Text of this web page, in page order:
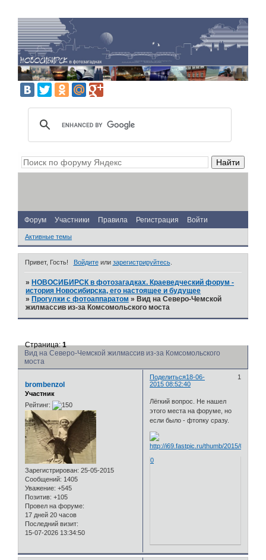
Форум Участники Правила Регистрация Войти
Активные темы
Привет, Гость! Войдитеили зарегистрируйтесь.
» НОВОСИБИРСК в фотозагадках. Краеведческий форум -
история Новосибирска, его настоящее и будущее
» Прогулки с фотоаппаратом » Вид на Северо-Чемской
жилмассив из-за Комсомольского моста
Вид на Северо-Чемской жилмассив из-за Комсомольского
моста
Страница:1
Поделиться 1
18-06-
2015 08:52:40
brombenzol
Участник
Рейтинг:
Зарегистрирован: 25-05-2015
Сообщений: 1405
Уважение: +545
Позитив: +105
Провел на форуме:
17 дней 20 часов
Последний визит:
15-07-2026 13:34:50
Лёгкий вопрос. Не нашел
этого места на форуме, но
если было - фтопку сразу.
0